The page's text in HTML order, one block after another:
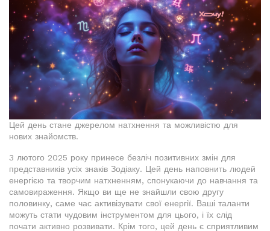
Цей день стане джерелом натхнення та можливістю для
нових знайомств.
3 лютого 2025 року принесе безліч позитивних змін для
представників усіх знаків Зодіаку. Цей день наповнить людей
енергією та творчим натхненням, спонукаючи до навчання та
самовираження. Якщо ви ще не знайшли свою другу
половинку, саме час активізувати свої енергії. Ваші таланти
можуть стати чудовим інструментом для цього, і їх слід
почати активно розвивати. Крім того, цей день є сприятливим